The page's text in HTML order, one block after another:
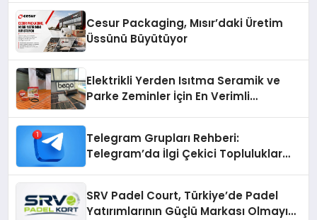
Cesur Packaging, Mısır’daki Üretim
Üssünü Büyütüyor
Elektrikli Yerden Isıtma Seramik ve
Parke Zeminler İçin En Verimli
Telegram Grupları Rehberi:
Telegram’da İlgi Çekici Topluluklar
SRV Padel Court, Türkiye’de Padel
Yatırımlarının Güçlü Markası Olmayı